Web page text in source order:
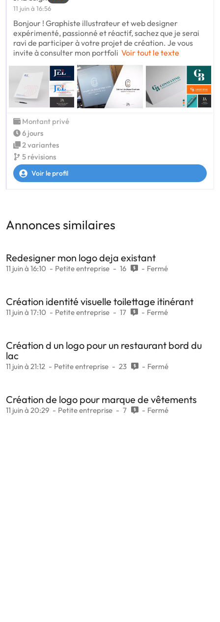
11 juin à 16:56
Bonjour ! Graphiste illustrateur et web designer
expérimenté, passionné et réactif, sachez que je serai
ravi de participer à votre projet de création. Je vous
invite à consulter mon portfoli Voir tout le texte
Montant privé
6 jours
2 variantes
5 révisions
Voir le profil
Annonces similaires
Redesigner mon logo deja existant
11 juin à 16:10 Petite entreprise 16 Fermé
Création identité visuelle toilettage itinérant
11 juin à 17:10 Petite entreprise 17 Fermé
Création d un logo pour un restaurant bord du
lac
11 juin à 21:12 Petite entreprise 23 Fermé
Création de logo pour marque de vêtements
11 juin à 20:29 Petite entreprise 7 Fermé